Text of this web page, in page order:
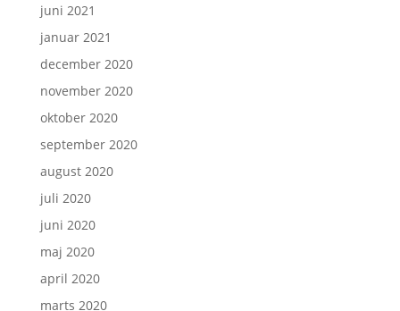
juni 2021
januar 2021
december 2020
november 2020
oktober 2020
september 2020
august 2020
juli 2020
juni 2020
maj 2020
april 2020
marts 2020